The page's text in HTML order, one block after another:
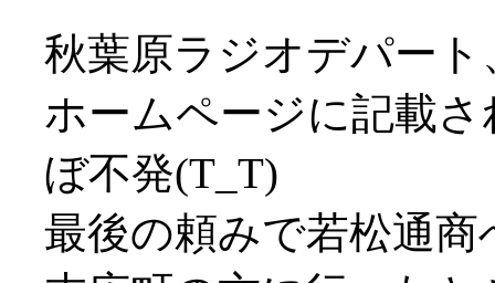
秋葉原ラジオデパー
ホームページに記載
ぼ不発(T_T)
最後の頼みで若松通商